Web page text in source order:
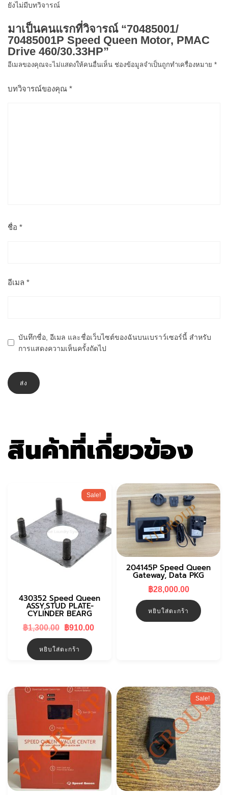
ยังไม่มีบทวิจารณ์
มาเป็นคนแรกที่วิจารณ์ “70485001/
70485001P Speed Queen Motor, PMAC
Drive 460/30.33HP”
อีเมลของคุณจะไม่แสดงให้คนอื่นเห็น ช่องข้อมูลจำเป็นถูกทำเครื่องหมาย *
บทวิจารณ์ของคุณ *
ชื่อ *
อีเมล *
บันทึกชื่อ, อีเมล และชื่อเว็บไซต์ของฉันบนเบราว์เซอร์นี้ สำหรับ
การแสดงความเห็นครั้งถัดไป
สินค้าที่เกี่ยวข้อง
Sale!
430352 Speed Queen
ASSY,STUD PLATE-
CYLINDER BEARG
฿1,300.00
Original
฿1,300.00.
฿910.00
หยิบใส่ตะกร้า
204145P Speed Queen
Gateway, Data PKG
฿28,000.00
หยิบใส่ตะกร้า
Sale!